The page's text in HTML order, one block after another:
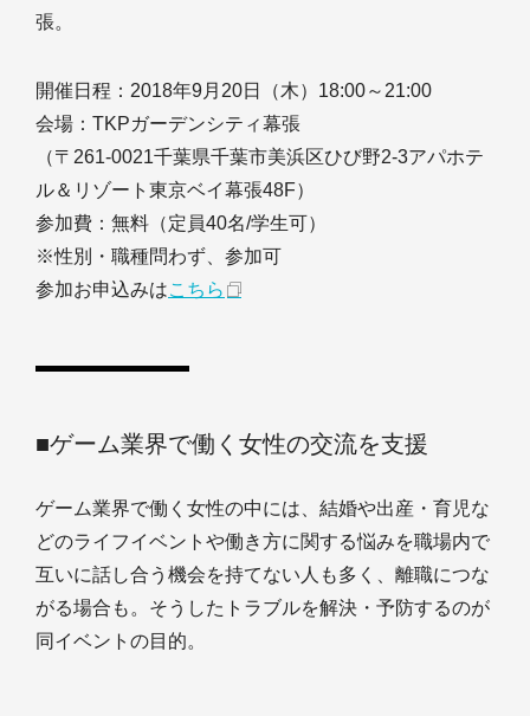
張。
開催日程：2018年9月20日（木）18:00～21:00
会場：TKPガーデンシティ幕張
（〒261-0021千葉県千葉市美浜区ひび野2-3アパホテ
ル＆リゾート東京ベイ幕張48F）
参加費：無料（定員40名/学生可）
※性別・職種問わず、参加可
参加お申込みはこちら
■ゲーム業界で働く女性の交流を支援
ゲーム業界で働く女性の中には、結婚や出産・育児な
どのライフイベントや働き方に関する悩みを職場内で
互いに話し合う機会を持てない人も多く、離職につな
がる場合も。そうしたトラブルを解決・予防するのが
同イベントの目的。